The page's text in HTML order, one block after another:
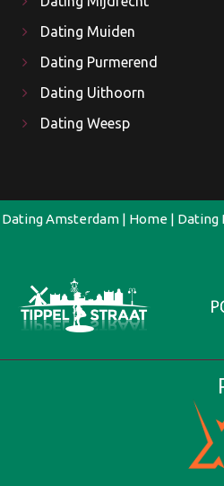
Dating Muiden
Dating Purmerend
Dating Uithoorn
Dating Weesp
Dating Amsterdam| Home| Dating